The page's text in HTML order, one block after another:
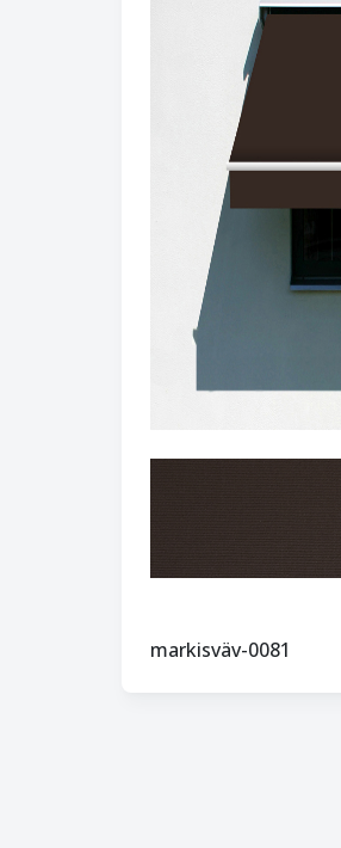
markisväv-0081